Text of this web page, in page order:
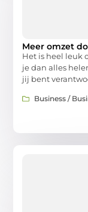
Meer omzet
Het is heel leuk
je dan alles
jij bent
Business /